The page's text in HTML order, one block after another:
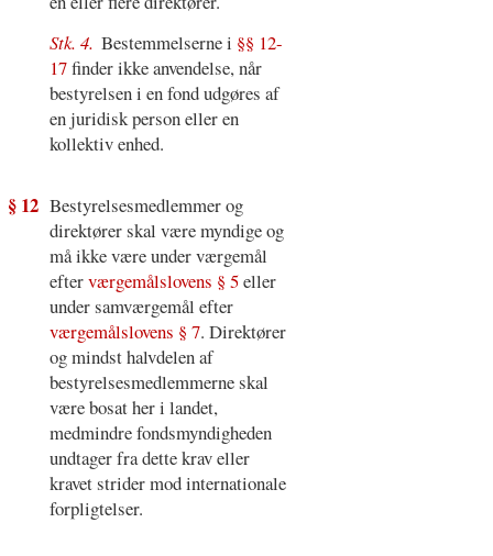
Stk. 4. Bestemmelserne i §§ 12-
17finder ikke anvendelse, når
bestyrelsen i en fond udgøres af
en juridisk person eller en
kollektiv enhed.
§ 12 Bestyrelsesmedlemmer og
direktører skal være myndige og
må ikke være under værgemål
efterværgemålslovens § 5eller
under samværgemål efter
værgemålslovens § 7. Direktører
og mindst halvdelen af
bestyrelsesmedlemmerne skal
være bosat her i landet,
medmindre fondsmyndigheden
undtager fra dette krav eller
kravet strider mod internationale
forpligtelser.